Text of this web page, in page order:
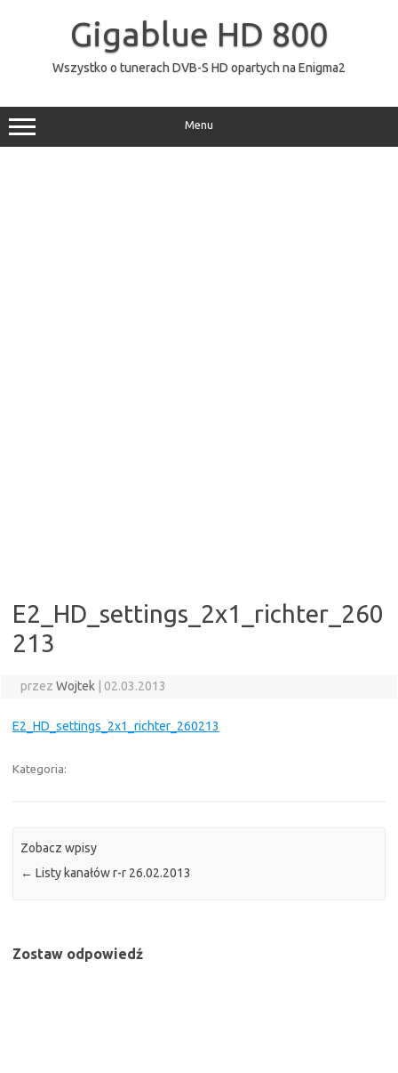
Gigablue HD 800
Wszystko o tunerach DVB-S HD opartych na Enigma2
Menu
E2_HD_settings_2x1_richter_260
213
przez Wojtek 02.03.2013
E2_HD_settings_2x1_richter_260213
Kategoria:
Zobacz wpisy
← Listy kanałów r-r 26.02.2013
Zostaw odpowiedź